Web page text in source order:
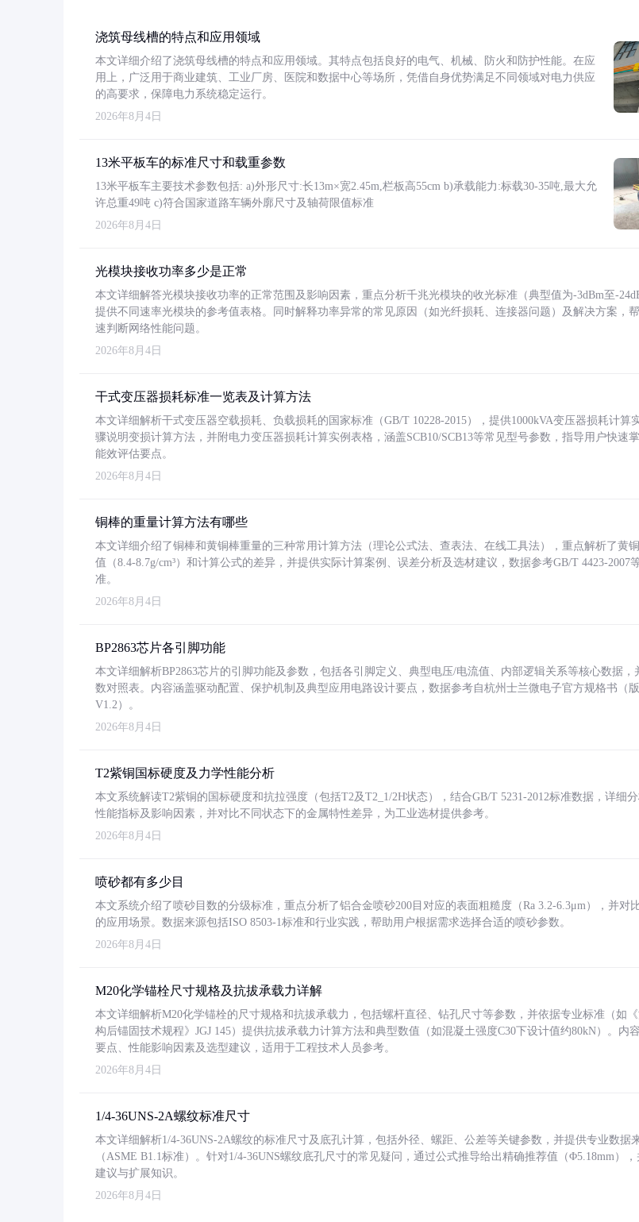
浇筑母线槽的特点和应用领域
本文详细介绍了浇筑母线槽的特点和应用领域。其特点包括良好的电气、机械、防火和防护性能。在应
用上，广泛用于商业建筑、工业厂房、医院和数据中心等场所，凭借自身优势满足不同领域对电力供应
的高要求，保障电力系统稳定运行。
2026年8月4日
13米平板车的标准尺寸和载重参数
13米平板车主要技术参数包括: a)外形尺寸:长13m×宽2.45m,栏板高55cm b)承载能力:标载30-35吨,最大允
许总重49吨 c)符合国家道路车辆外廓尺寸及轴荷限值标准
2026年8月4日
光模块接收功率多少是正常
本文详细解答光模块接收功率的正常范围及影响因素，重点分析千兆光模块的收光标准（典型值为-3dBm至-
提供不同速率光模块的参考值表格。同时解释功率异常的常见原因（如光纤损耗、连接器问题）及解决方案，
速判断网络性能问题。
2026年8月4日
干式变压器损耗标准一览表及计算方法
本文详细解析干式变压器空载损耗、负载损耗的国家标准（GB/T 10228-2015），提供1000kVA变压器损耗计算
骤说明变损计算方法，并附电力变压器损耗计算实例表格，涵盖SCB10/SCB13等常见型号参数，指导用户快速
能效评估要点。
2026年8月4日
铜棒的重量计算方法有哪些
本文详细介绍了铜棒和黄铜棒重量的三种常用计算方法（理论公式法、查表法、在线工具法），重点解析了黄
值（8.4-8.7g/cm³）和计算公式的差异，并提供实际计算案例、误差分析及选材建议，数据参考GB/T 4423-2007
准。
2026年8月4日
BP2863芯片各引脚功能
本文详细解析BP2863芯片的引脚功能及参数，包括各引脚定义、典型电压/电流值、内部逻辑关系等核心数据，
数对照表。内容涵盖驱动配置、保护机制及典型应用电路设计要点，数据参考自杭州士兰微电子官方规格书（
V1.2）。
2026年8月4日
T2紫铜国标硬度及力学性能分析
本文系统解读T2紫铜的国标硬度和抗拉强度（包括T2及T2_1/2H状态），结合GB/T 5231-2012标准数据，详细
性能指标及影响因素，并对比不同状态下的金属特性差异，为工业选材提供参考。
2026年8月4日
喷砂都有多少目
本文系统介绍了喷砂目数的分级标准，重点分析了铝合金喷砂200目对应的表面粗糙度（Ra 3.2-6.3μm），并对
的应用场景。数据来源包括ISO 8503-1标准和行业实践，帮助用户根据需求选择合适的喷砂参数。
2026年8月4日
M20化学锚栓尺寸规格及抗拔承载力详解
本文详细解析M20化学锚栓的尺寸规格和抗拔承载力，包括螺杆直径、钻孔尺寸等参数，并依据专业标准（如
构后锚固技术规程》JGJ 145）提供抗拔承载力计算方法和典型数值（如混凝土强度C30下设计值约80kN）。内
要点、性能影响因素及选型建议，适用于工程技术人员参考。
2026年8月4日
1/4-36UNS-2A螺纹标准尺寸
本文详细解析1/4-36UNS-2A螺纹的标准尺寸及底孔计算，包括外径、螺距、公差等关键参数，并提供专业数据
（ASME B1.1标准）。针对1/4-36UNS螺纹底孔尺寸的常见疑问，通过公式推导给出精确推荐值（Φ5.18mm）
建议与扩展知识。
2026年8月4日